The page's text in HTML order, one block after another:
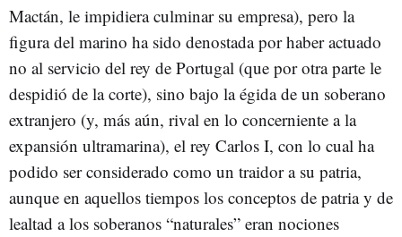
Mactán, le impidiera culminar su empresa), pero la
figura del marino ha sido denostada por haber actuado
no al servicio del rey de Portugal (que por otra parte le
despidió de la corte), sino bajo la égida de un soberano
extranjero (y, más aún, rival en lo concerniente a la
expansión ultramarina), el rey Carlos I, con lo cual ha
podido ser considerado como un traidor a su patria,
aunque en aquellos tiempos los conceptos de patria y de
lealtad a los soberanos “naturales” eran nociones